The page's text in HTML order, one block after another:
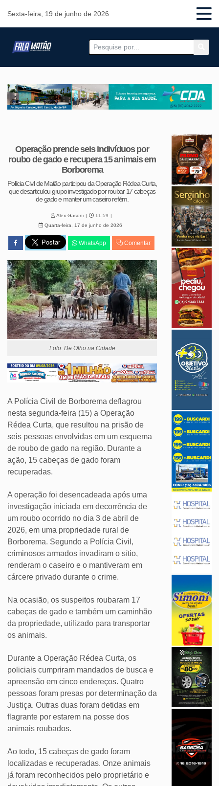
Sexta-feira, 19 de junho de 2026
Operação prende seis indivíduos por
roubo de gado e recupera 15 animais em
Borborema
Polícia Civil de Matão participou da Operação Rédea Curta,
que desarticulou grupo investigado por roubar 17 cabeças
de gado e manter um caseiro refém.
Alex Gasoni
11:59
Quarta-feira, 17 de junho de 2026
WhatsApp Comentar
Foto: De Olho na Cidade
A Polícia Civil de Borborema deflagrou
nesta segunda-feira (15) a Operação
Rédea Curta, que resultou na prisão de
seis pessoas envolvidas em um esquema
de roubo de gado na região. Durante a
ação, 15 cabeças de gado foram
recuperadas.
A operação foi desencadeada após uma
investigação iniciada em decorrência de
um roubo ocorrido no dia 3 de abril de
2026, em uma propriedade rural de
Borborema. Segundo a Polícia Civil,
criminosos armados invadiram o sítio,
renderam o caseiro e o mantiveram em
cárcere privado durante o crime.
Na ocasião, os suspeitos roubaram 17
cabeças de gado e também um caminhão
da propriedade, utilizado para transportar
os animais.
Durante a Operação Rédea Curta, os
policiais cumpriram mandados de busca e
apreensão em cinco endereços. Quatro
pessoas foram presas por determinação da
Justiça. Outras duas foram detidas em
flagrante por estarem na posse dos
animais roubados.
Ao todo, 15 cabeças de gado foram
localizadas e recuperadas. Onze animais
já foram reconhecidos pelo proprietário e